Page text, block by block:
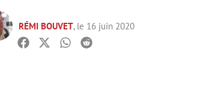
RÉMI BOUVET, le 16 juin 2020
Facebook
TwitterWhatsapp
Reddit